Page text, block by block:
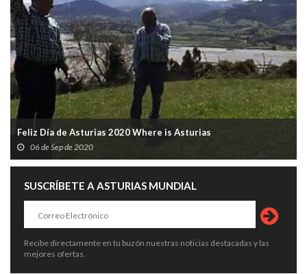
Feliz Día de Asturias 2020 Where is Asturias
06 de Sep de 2020
SUSCRÍBETE A ASTURIAS MUNDIAL
Recibe directamente en tu buzón nuestras noticias destacadas y las
mejores ofertas.